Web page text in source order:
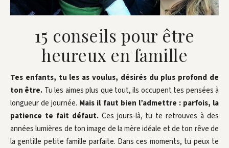
15 conseils pour être
heureux en famille
Tes enfants, tu les as voulus, désirés du plus profond de
ton être. Tu les aimes plus que tout, ils occupent tes pensées à
longueur de journée. Mais il faut bien l’admettre : parfois, la
patience te fait défaut.Ces jours-là, tu te retrouves à des
années lumières de ton image de la mère idéale et de ton rêve de
la gentille petite famille parfaite. Dans ces moments, tu peux te